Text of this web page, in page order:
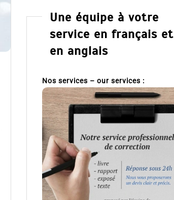
Une équipe à votre
service en français et
en anglais
Nos services – our services :